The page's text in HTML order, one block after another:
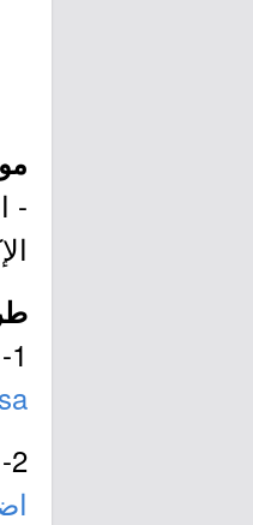
1- تُرسل السيرة الذاتية إلى البريد الإلكتروني التالي (
2- أو من خلال الرابط التالي: